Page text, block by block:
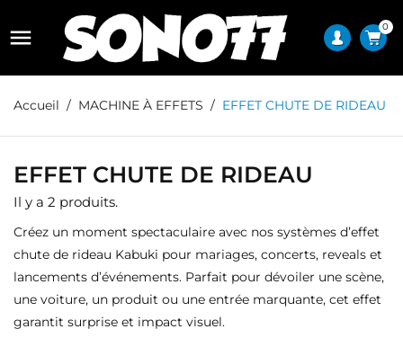
 0
Accueil MACHINE À EFFETS EFFET CHUTE DE RIDEAU
EFFET CHUTE DE RIDEAU
Il y a 2 produits.
Créez un moment spectaculaire avec nos systèmes d’effet
chute de rideau Kabuki pour mariages, concerts, reveals et
lancements d’événements. Parfait pour dévoiler une scène,
une voiture, un produit ou une entrée marquante, cet effet
garantit surprise et impact visuel.